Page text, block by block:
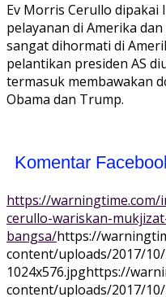
Ev Morris Cerullo
pelayanan di Amerika
sangat dihormati di
pelantikan presiden AS
termasuk membawakan
Obama dan Trump.
Komentar
https://warningtime.com/
cerullo-wariskan-
bangsa/https://
content/uploads/2017/10/
1024x576.jpghttps://
content/uploads/2017/10/